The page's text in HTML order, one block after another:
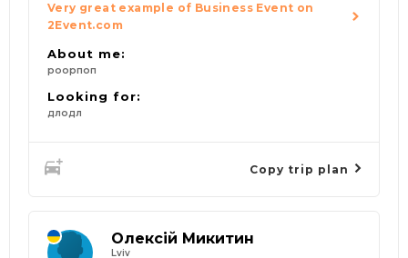
Very great example of Business Event on
2Event.com
About me:
роорпоп
Looking for:
длодл
Copy trip plan
Олексій Микитин
Lviv